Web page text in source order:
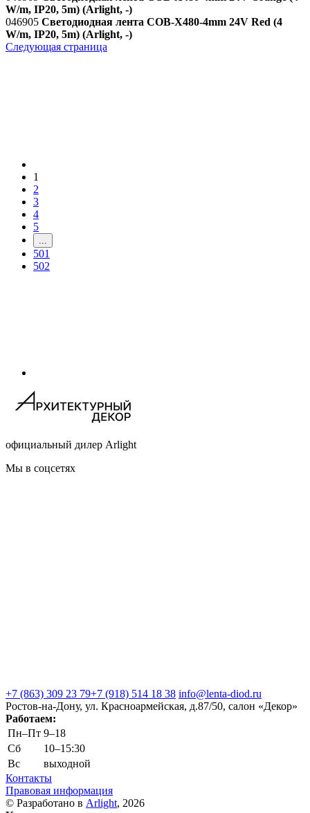
W/m, IP20, 5m) (Arlight, -)
046905 Светодиодная лента COB-X480-4mm 24V Red (4
W/m, IP20, 5m) (Arlight, -)
Следующая страница
1
2
3
4
5
501
502
официальный дилер Arlight
Мы в соцсетях
+7 (863) 309 23 79+7 (918) 514 18 38 info@lenta-diod.ru
Ростов-на-Дону, ул. Красноармейская, д.87/50, салон «Декор»
Работаем:
Пн–Пт 9–18
Сб
10–15:30
Вс
выходной
Контакты
Правовая информация
© Разработано в Arlight, 2026